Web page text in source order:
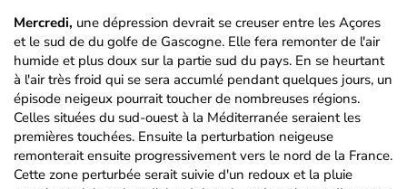
Mercredi, une dépression devrait se creuser entre les Açores
et le sud de du golfe de Gascogne. Elle fera remonter de l'air
humide et plus doux sur la partie sud du pays. En se heurtant
à l'air très froid qui se sera accumlé pendant quelques jours, un
épisode neigeux pourrait toucher de nombreuses régions.
Celles situées du sud-ouest à la Méditerranée seraient les
premières touchées. Ensuite la perturbation neigeuse
remonterait ensuite progressivement vers le nord de la France.
Cette zone perturbée serait suivie d'un redoux et la pluie